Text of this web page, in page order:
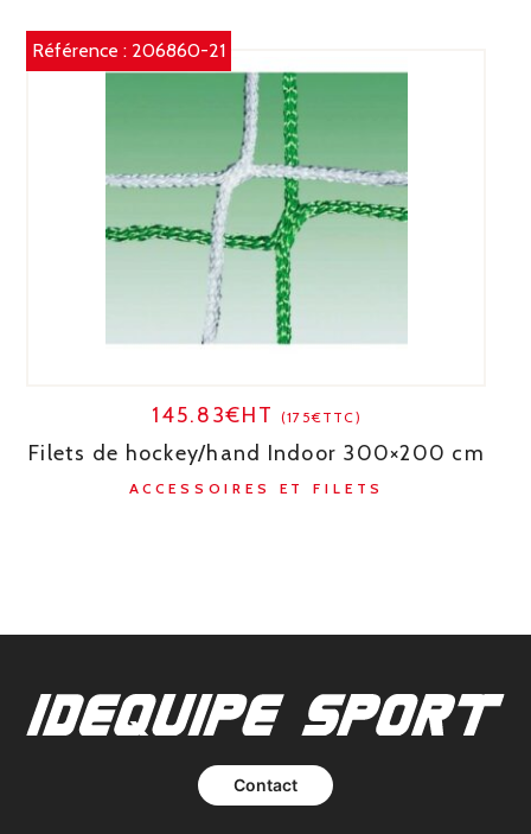
Référence : 206860-21
145.83€HT (175€TTC)
Filets de hockey/hand Indoor 300×200 cm
ACCESSOIRES ET FILETS
Contact